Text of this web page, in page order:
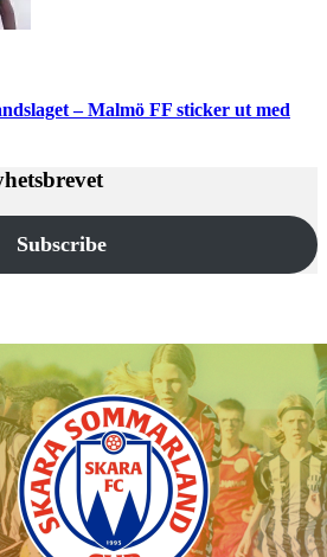
– Malmö FF sticker ut med
Subscribe